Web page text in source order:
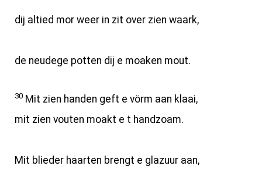
dij altied mor weer in zit over zien waark,
de neudege potten dij e moaken mout.
30 Mit zien handen geft e vörm aan klaai,
mit zien vouten moakt e t handzoam.
Mit blieder haarten brengt e glazuur aan,